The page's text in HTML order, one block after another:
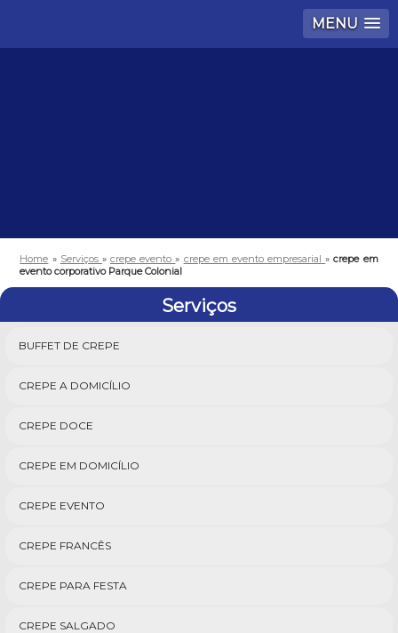
MENU
Home » Serviços »crepe evento» crepe em evento empresarial»crepe em
evento corporativo Parque Colonial
Serviços
BUFFET DE CREPE
CREPE A DOMICÍLIO
CREPE DOCE
CREPE EM DOMICÍLIO
CREPE EVENTO
CREPE FRANCÊS
CREPE PARA FESTA
CREPE SALGADO